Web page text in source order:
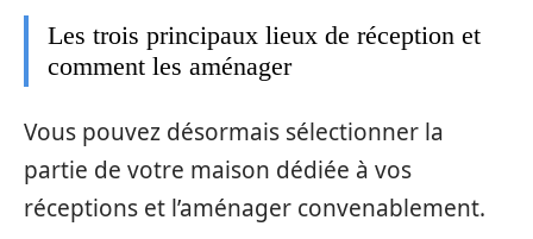
Les trois principaux lieux de réception et
comment les aménager
Vous pouvez désormais sélectionner la
partie de votre maison dédiée à vos
réceptions et l’aménager convenablement.